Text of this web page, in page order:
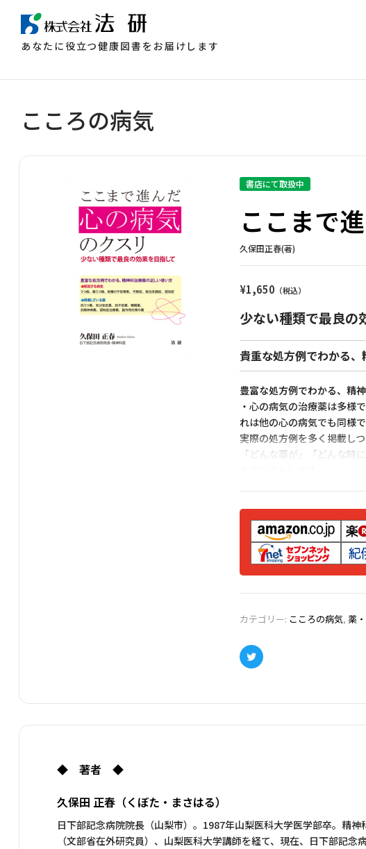
あなたに役立つ健康図書をお届けします
こころの病気
書店にて取扱中
ここまで
久保田正春(著)
¥1,650
少ない種類で最良の
貴重な処方例でわかる
豊富な処方例でわかる、精
・心の病気の治療薬は多様
れは他の心の病気でも同様
実際の処方例を多く掲載しつ
「どんな薬が」「どんな時
カテゴリー: こころの病気, 薬
Twitter
◆ 著者 ◆
久保田 正春（くぼた・まさはる）
日下部記念病院院長（山梨市）。1987年山梨医科大学医学部卒。精
（文部省在外研究員）、山梨医科大学講師を経て、現在、日下部記